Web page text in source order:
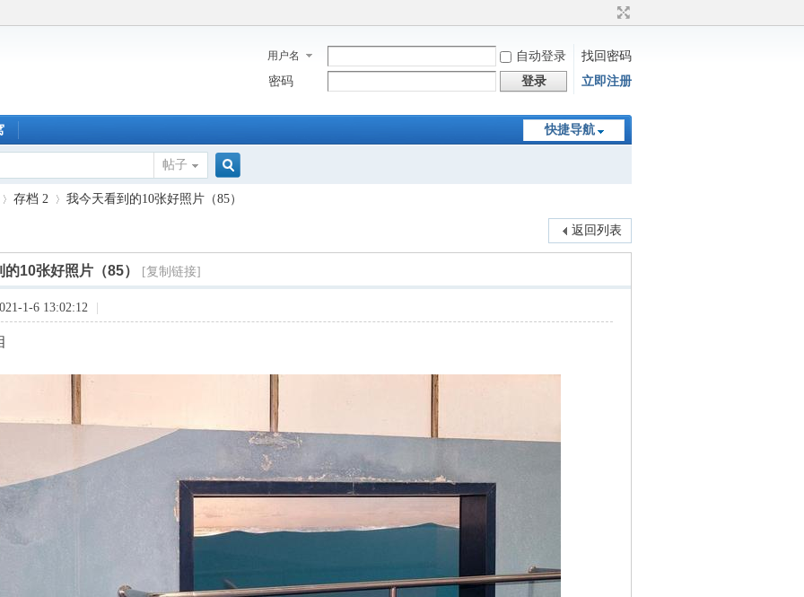
用户名 自动登录
找回密码
密码
登录 立即注册
快捷导航
帖子
搜
存档 2
›
我今天看到的10张好照片（85）
返回列表
10张好照片（85） [复制链接]
1-6 13:02:12